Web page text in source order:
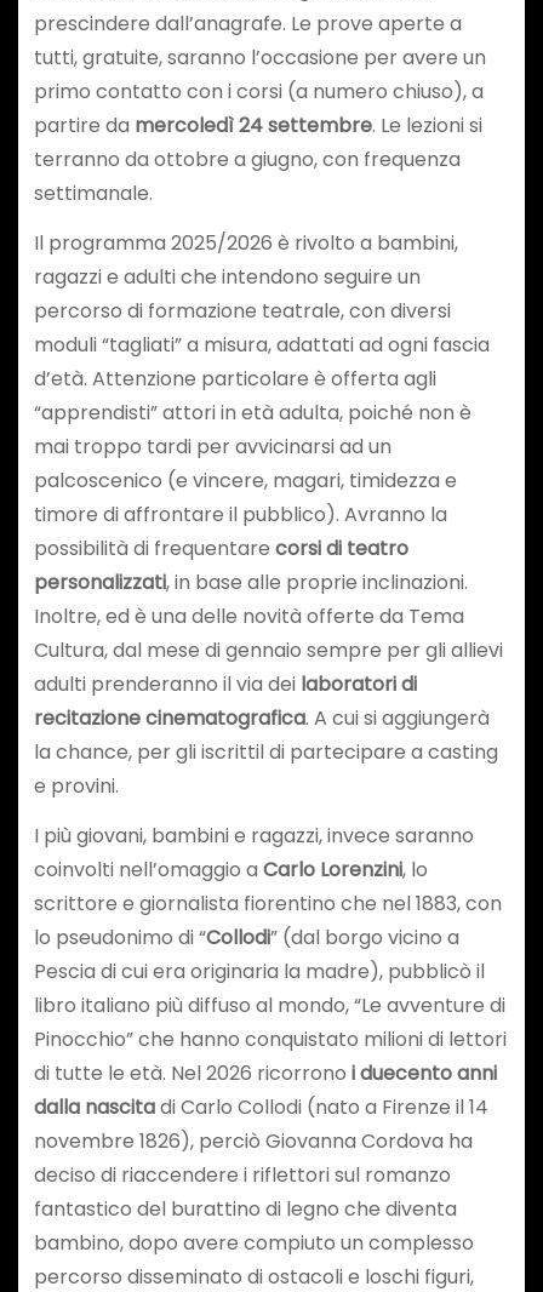
prescindere dall’anagrafe. Le prove aperte a
tutti, gratuite, saranno l’occasione per avere un
primo contatto con i corsi (a numero chiuso), a
partire da mercoledì 24 settembre. Le lezioni si
terranno da ottobre a giugno, con frequenza
settimanale.
Il programma 2025/2026 è rivolto a bambini,
ragazzi e adulti che intendono seguire un
percorso di formazione teatrale, con diversi
moduli “tagliati” a misura, adattati ad ogni fascia
d’età. Attenzione particolare è offerta agli
“apprendisti” attori in età adulta, poiché non è
mai troppo tardi per avvicinarsi ad un
palcoscenico (e vincere, magari, timidezza e
timore di affrontare il pubblico). Avranno la
possibilità di frequentare corsi di teatro
personalizzati, in base alle proprie inclinazioni.
Inoltre, ed è una delle novità offerte da Tema
Cultura, dal mese di gennaio sempre per gli allievi
adulti prenderanno il via dei laboratori di
recitazione cinematografica. A cui si aggiungerà
la chance, per gli iscrittil di partecipare a casting
e provini.
I più giovani, bambini e ragazzi, invece saranno
coinvolti nell’omaggio a Carlo Lorenzini, lo
scrittore e giornalista fiorentino che nel 1883, con
lo pseudonimo di “Collodi” (dal borgo vicino a
Pescia di cui era originaria la madre), pubblicò il
libro italiano più diffuso al mondo, “Le avventure di
Pinocchio” che hanno conquistato milioni di lettori
di tutte le età. Nel 2026 ricorrono i duecento anni
dalla nascitadi Carlo Collodi (nato a Firenze il 14
novembre 1826), perciò Giovanna Cordova ha
deciso di riaccendere i riflettori sul romanzo
fantastico del burattino di legno che diventa
bambino, dopo avere compiuto un complesso
percorso disseminato di ostacoli e loschi figuri,